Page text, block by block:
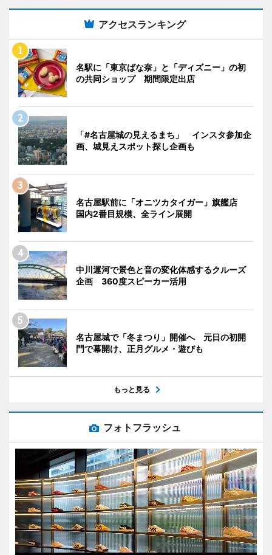
アクセスランキング
名駅に「東京ばな奈」と「ディズニー」の初
の共同ショップ 期間限定出店
「#名古屋城の見えるまち」 インスタ参加企
画、城見えスポット探し企画も
名古屋駅前に「オニツカタイガー」旗艦店
国内2番目規模、全ライン展開
中川運河で景色と音の変化体感するクルーズ
企画 360度スピーカー活用
名古屋城で「冬まつり」開催へ 元日の初開
門で幕開け、正月グルメ・遊びも
もっと見る
フォトフラッシュ